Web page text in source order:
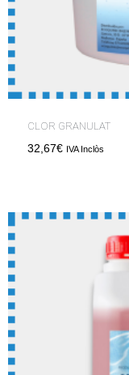
CLOR GRANULAT
32,67€ IVA Inclòs